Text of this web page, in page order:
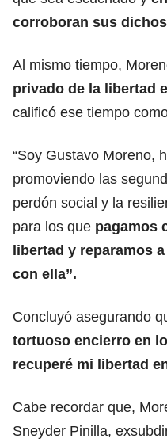
corroboran sus
Al mismo tiempo,
privado de la libertad
calificó ese tiempo
“Soy Gustavo Moreno,
promoviendo las
perdón social y la
para los que pagamos
libertad y reparamos
con ella”.
Concluyó asegurando
tortuoso encierro en
recuperé mi libertad
Cabe recordar que,
Sneyder Pinilla,